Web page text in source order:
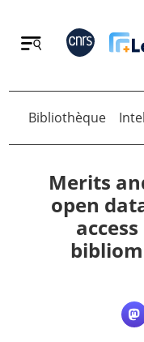
Retour
Qui sommes nous ?
Retour
Bibliothèque
Merits
open